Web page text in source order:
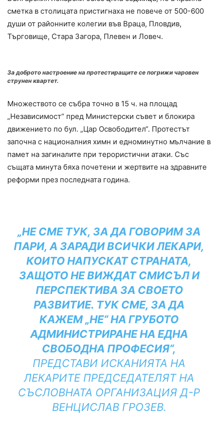
сметка в столицата пристигнаха не повече от 500-600
души от районните колегии във Враца, Пловдив,
Търговище, Стара Загора, Плевен и Ловеч.
За доброто настроение на протестиращите се погрижи чаровен
струнен квартет.
Множеството се събра точно в 15 ч. на площад
„Независимост“ пред Министерски съвет и блокира
движението по бул. „Цар Освободител“. Протестът
започна с националния химн и едноминутно мълчание в
памет на загиналите при терористични атаки. Със
същата минута бяха почетени и жертвите на здравните
реформи през последната година.
„НЕ СМЕ ТУК, ЗА ДА ГОВОРИМ ЗА
ПАРИ, А ЗАРАДИ ВСИЧКИ ЛЕКАРИ,
КОИТО НАПУСКАТ СТРАНАТА,
ЗАЩОТО НЕ ВИЖДАТ СМИСЪЛ И
ПЕРСПЕКТИВА ЗА СВОЕТО
РАЗВИТИЕ. ТУК СМЕ, ЗА ДА
КАЖЕМ „НЕ“ НА ГРУБОТО
АДМИНИСТРИРАНЕ НА ЕДНА
СВОБОДНА ПРОФЕСИЯ“,
ПРЕДСТАВИ ИСКАНИЯТА НА
ЛЕКАРИТЕ ПРЕДСЕДАТЕЛЯТ НА
СЪСЛОВНАТА ОРГАНИЗАЦИЯ Д-Р
ВЕНЦИСЛАВ ГРОЗЕВ.